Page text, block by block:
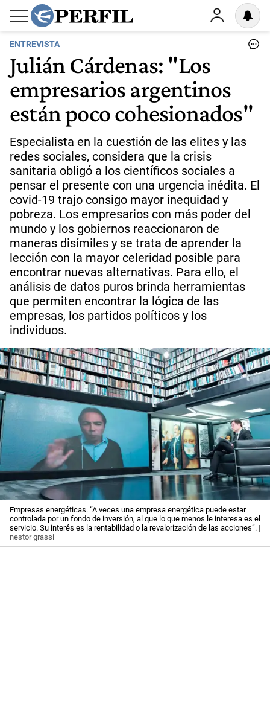
ENTREVISTA
Julián Cárdenas: "Los
empresarios argentinos
están poco cohesionados"
Especialista en la cuestión de las elites y las
redes sociales, considera que la crisis
sanitaria obligó a los científicos sociales a
pensar el presente con una urgencia inédita. El
covid-19 trajo consigo mayor inequidad y
pobreza. Los empresarios con más poder del
mundo y los gobiernos reaccionaron de
maneras disímiles y se trata de aprender la
lección con la mayor celeridad posible para
encontrar nuevas alternativas. Para ello, el
análisis de datos puros brinda herramientas
que permiten encontrar la lógica de las
empresas, los partidos políticos y los
individuos.
Empresas energéticas. “A veces una empresa energética puede estar
controlada por un fondo de inversión, al que lo que menos le interesa es el
servicio. Su interés es la rentabilidad o la revalorización de las acciones”. |
nestor grassi